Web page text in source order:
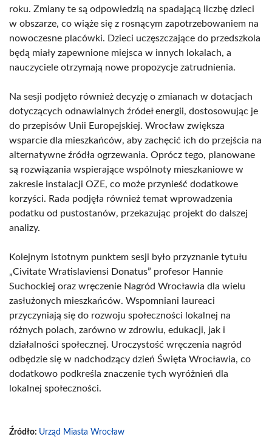
roku. Zmiany te są odpowiedzią na spadającą liczbę dzieci
w obszarze, co wiąże się z rosnącym zapotrzebowaniem na
nowoczesne placówki. Dzieci uczęszczające do przedszkola
będą miały zapewnione miejsca w innych lokalach, a
nauczyciele otrzymają nowe propozycje zatrudnienia.
Na sesji podjęto również decyzję o zmianach w dotacjach
dotyczących odnawialnych źródeł energii, dostosowując je
do przepisów Unii Europejskiej. Wrocław zwiększa
wsparcie dla mieszkańców, aby zachęcić ich do przejścia na
alternatywne źródła ogrzewania. Oprócz tego, planowane
są rozwiązania wspierające wspólnoty mieszkaniowe w
zakresie instalacji OZE, co może przynieść dodatkowe
korzyści. Rada podjęła również temat wprowadzenia
podatku od pustostanów, przekazując projekt do dalszej
analizy.
Kolejnym istotnym punktem sesji było przyznanie tytułu
„Civitate Wratislaviensi Donatus” profesor Hannie
Suchockiej oraz wręczenie Nagród Wrocławia dla wielu
zasłużonych mieszkańców. Wspomniani laureaci
przyczyniają się do rozwoju społeczności lokalnej na
różnych polach, zarówno w zdrowiu, edukacji, jak i
działalności społecznej. Uroczystość wręczenia nagród
odbędzie się w nadchodzący dzień Święta Wrocławia, co
dodatkowo podkreśla znaczenie tych wyróżnień dla
lokalnej społeczności.
Źródło: Urząd Miasta Wrocław